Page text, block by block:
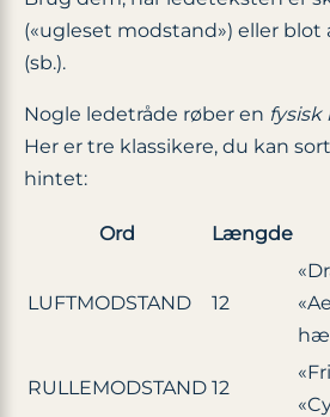
(«ugleset modstand») eller blot
(sb.).
Nogle ledetråde røber en
Her er tre klassikere, du kan
hintet:
Ord Længde
LUFTMODSTAND 12
RULLEMODSTAND 12